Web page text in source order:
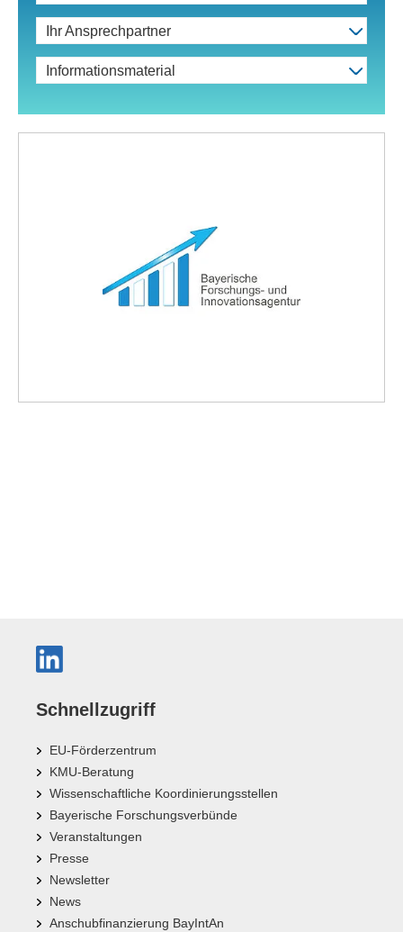
Ihr Ansprechpartner
Informationsmaterial
Schnellzugriff
EU-Förderzentrum
KMU-Beratung
Wissenschaftliche Koordinierungsstellen
Bayerische Forschungsverbünde
Veranstaltungen
Presse
Newsletter
News
Anschubfinanzierung BayIntAn